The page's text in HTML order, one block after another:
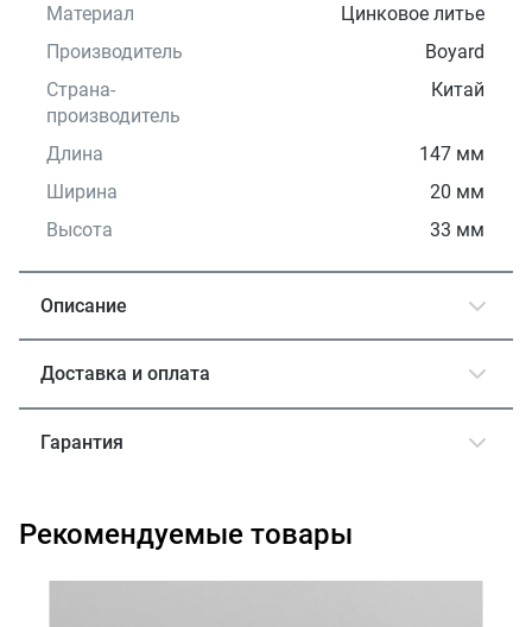
Материал
Цинковое литье
Производитель
Boyard
Страна-
производитель
Китай
Длина
147 мм
Ширина
20 мм
Высота
33 мм
Описание
Доставка и оплата
Гарантия
Рекомендуемые товары